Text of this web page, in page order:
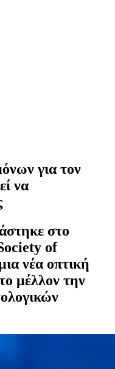
για τον
να
στο
of
νέα οπτική
μέλλον την